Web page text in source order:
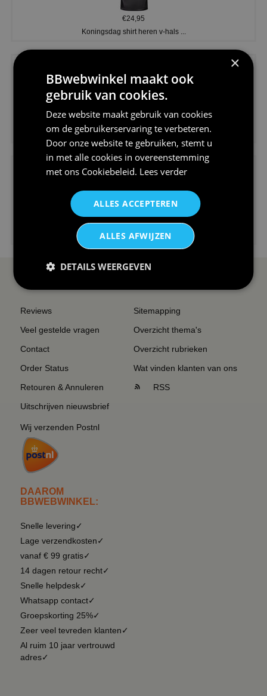
€24,95
Koningsdag shirt heren v-hals ...
€24,95
V-hals shirt rood wit blauw st...
€24,95
I love korfbal t-shirt sport s...
Reviews
Veel gestelde vragen
Contact
Order Status
Retouren & Annuleren
Uitschrijven nieuwsbrief
Wij verzenden Postnl
DAAROM
BBWEBWINKEL:
Snelle levering✓
Lage verzendkosten✓
vanaf € 99 gratis✓
14 dagen retour recht✓
Snelle helpdesk✓
Whatsapp contact✓
Groepskorting 25%✓
Zeer veel tevreden klanten✓
Al ruim 10 jaar vertrouwd
adres✓
Sitemapping
Overzicht thema's
Overzicht rubrieken
Wat vinden klanten van ons
RSS
×
BBwebwinkel maakt ook
gebruik van cookies.
Deze website maakt gebruik van cookies
om de gebruikerservaring te verbeteren.
Door onze website te gebruiken, stemt u
in met alle cookies in overeenstemming
met ons Cookiebeleid. Lees verder
ALLES ACCEPTEREN
ALLES AFWIJZEN
DETAILS WEERGEVEN